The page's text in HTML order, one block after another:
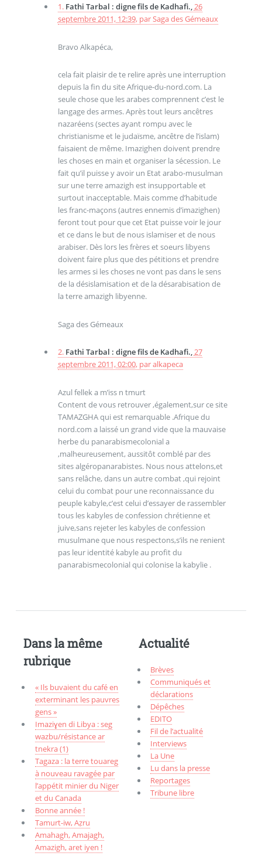
1. Fathi Tarbal : digne fils de Kadhafi.,26
septembre 2011, 12:39, parSaga des Gémeaux
Bravo Alkapéca,
cela fait plaisir de te relire après une interruption
depuis la fin du site Afrique-du-nord.com. La
seule chose que les arabes comprennent c’est le
langage des armes. Après tout leurs ancêtres
nazaréens (sectes ayant rompu avec le
christianisme et le judaïsme, ancêtre de l’islam)
faisaient de même. Imazighen doivent prendre
les choses en main et organiser la sécession. Le
fait qu’il puisse y avoir un Etat arabo-musulman
sur une terre amazigh est insupportable et
surtout inacceptable. Mais comme d’habitude
les franc-maçons (autres ennemis d’imazighen)
feront tout pour que cet Etat puisse voir le jour
et ce dans le but de nous islamiser et de nous
arabiser. Dès lors les frères et soeurs libyens
doivent faire plus que des pétitions et prendre
les armes si les choses ne vont pas dans le sens
de la désislamisation et de la désarabisation de
la terre amazigh libyenne.
Saga des Gémeaux
2. Fathi Tarbal : digne fils de Kadhafi.,27
septembre 2011, 02:00, paralkapeca
Azul fellek a m’iss n tmurt
Content de vous retrouver ,également,sur ce site
TAMAZGHA qui est remarquable .Afrique du
nord.com a laissé un grand vide que la mauvaise
herbe du panarabismecolonial a
,malheureusement, aussitôt comblé par des
sites algéropanarabistes. Nous nous attelons,et
sans relâche, dans un autre combat ,qui rejoint
celui du combat pour une reconnaissance du
peuple kabyle,c’est celui d’essayer de rassembler
tous les kabyles de confession chrétienne et
juive,sans rejeter les kabyles de confession
musulmane que nous respectons,s’ils ne renient
pas leur identité kabyle au profit du
panarabismecolonial qui colonise la kabylie .
Dans la même
rubrique
« Ils buvaient du café en
exterminant les pauvres
gens »
Imaziɣen di Libya : seg
wazbu/résistance ar
tnekra (1)
Tagaza : la terre touareg
à nouveau ravagée par
l’appétit minier du Niger
et du Canada
Bonne année !
Tamurt-iw, Aẓru
Amahagh, Amajagh,
Amazigh, aret iyen !
Actualité
Brèves
Communiqués et
déclarations
Dépêches
EDITO
Fil de l’actualité
Interviews
La Une
Lu dans la presse
Reportages
Tribune libre